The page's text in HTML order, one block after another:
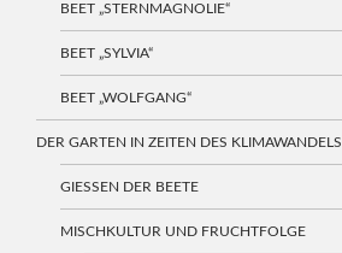
BEET „STERNMAGNOLIE“
BEET „SYLVIA“
BEET „WOLFGANG“
DER GARTEN IN ZEITEN DES KLIMAWANDELS
GIESSEN DER BEETE
MISCHKULTUR UND FRUCHTFOLGE